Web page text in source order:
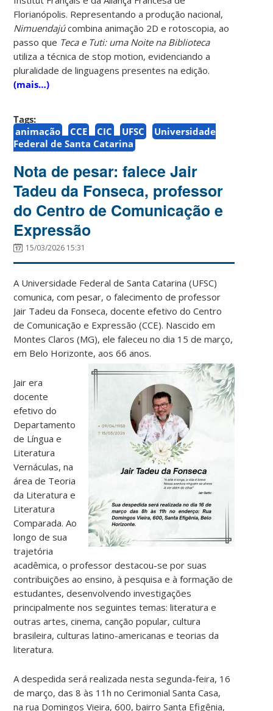
Florianópolis. Representando a produção nacional,
Nimuendajúcombina animação 2D e rotoscopia, ao
passo que Teca e Tuti: uma Noite na Biblioteca
utiliza a técnica de stop motion, evidenciando a
pluralidade de linguagens presentes na edição.
(mais…)
Tags:
animação
CCE CIC UFSC
Universidade
Federal de Santa Catarina
Nota de pesar: falece Jair
Tadeu da Fonseca, professor
do Centro de Comunicação e
Expressão
15/03/2026 15:31
A Universidade Federal de Santa Catarina (UFSC)
comunica, com pesar, o falecimento de professor
Jair Tadeu da Fonseca, docente efetivo do Centro
de Comunicação e Expressão (CCE). Nascido em
Montes Claros (MG), ele faleceu no dia 15 de março,
em Belo Horizonte, aos 66 anos.
Jair era
docente
efetivo do
Departamento
de Língua e
Literatura
Vernáculas, na
área de Teoria
da Literatura e
Literatura
Comparada. Ao
longo de sua
trajetória
acadêmica, o professor destacou-se por suas
contribuições ao ensino, à pesquisa e à formação de
estudantes, desenvolvendo investigações
principalmente nos seguintes temas: literatura e
outras artes, cinema, canção popular, cultura
brasileira, culturas latino-americanas e teorias da
literatura.
A despedida será realizada nesta segunda-feira, 16
de março, das 8 às 11h no Cerimonial Santa Casa,
na rua Domingos Vieira, 600, bairro Santa Efigênia,